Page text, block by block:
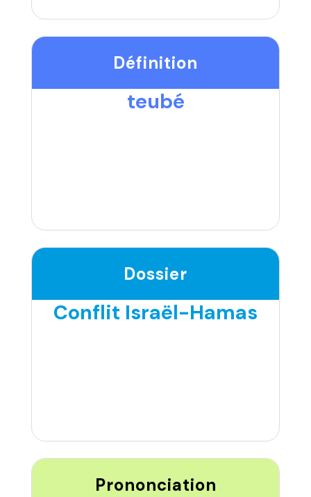
Définition
teubé
Dossier
Conflit Israël-Hamas
Prononciation